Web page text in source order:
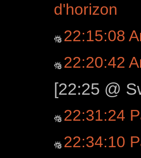
d'horizon
22:15:08
22:20:42
[22:25 @
22:31:24
22:34:10